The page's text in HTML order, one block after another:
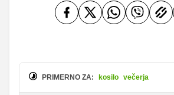
PRIMERNO ZA: kosilo večerja